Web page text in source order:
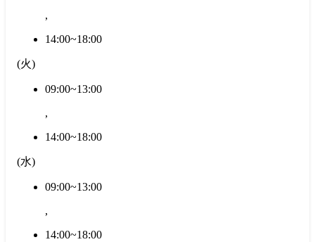
,
14:00~18:00
(火)
09:00~13:00
,
14:00~18:00
(水)
09:00~13:00
,
14:00~18:00